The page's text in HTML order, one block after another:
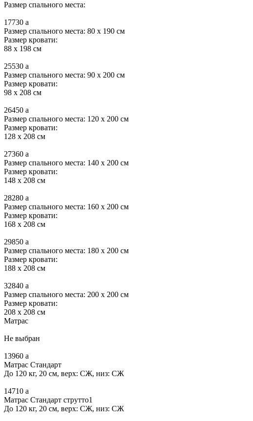
Размер спального места:
17730 a
Размер спального места: 80 x 190 см
Размер кровати:
88 x 198 см
25530 a
Размер спального места: 90 x 200 см
Размер кровати:
98 x 208 см
26450 a
Размер спального места: 120 x 200 см
Размер кровати:
128 x 208 см
27360 a
Размер спального места: 140 x 200 см
Размер кровати:
148 x 208 см
28280 a
Размер спального места: 160 x 200 см
Размер кровати:
168 x 208 см
29850 a
Размер спального места: 180 x 200 см
Размер кровати:
188 x 208 см
32840 a
Размер спального места: 200 x 200 см
Размер кровати:
208 x 208 см
Матрас
Не выбран
13960 a
Матрас Стандарт
До 120 кг, 20 см, верх: СЖ, низ: СЖ
14710 a
Матрас Стандарт струтто1
До 120 кг, 20 см, верх: СЖ, низ: СЖ